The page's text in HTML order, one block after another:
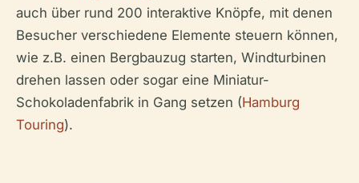
auch über rund 200 interaktive Knöpfe, mit denen
Besucher verschiedene Elemente steuern können,
wie z.B. einen Bergbauzug starten, Windturbinen
drehen lassen oder sogar eine Miniatur-
Schokoladenfabrik in Gang setzen (Hamburg
Touring).